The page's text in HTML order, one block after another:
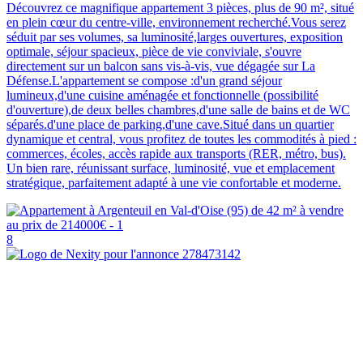
Découvrez ce magnifique appartement 3 pièces, plus de 90 m², situé
en plein cœur du centre-ville, environnement recherché.Vous serez
séduit par ses volumes, sa luminosité,larges ouvertures, exposition
optimale, séjour spacieux, pièce de vie conviviale, s'ouvre
directement sur un balcon sans vis-à-vis, vue dégagée sur La
Défense.L'appartement se compose :d'un grand séjour
lumineux,d'une cuisine aménagée et fonctionnelle (possibilité
d'ouverture),de deux belles chambres,d'une salle de bains et de WC
séparés.d'une place de parking,d'une cave.Situé dans un quartier
dynamique et central, vous profitez de toutes les commodités à pied :
commerces, écoles, accès rapide aux transports (RER, métro, bus).
Un bien rare, réunissant surface, luminosité, vue et emplacement
stratégique, parfaitement adapté à une vie confortable et moderne.
8